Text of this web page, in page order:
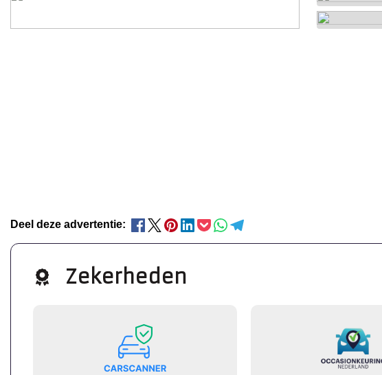
Deel deze advertentie:
Zekerheden